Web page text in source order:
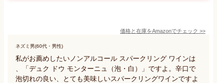
価格と在庫をAmazonでチェック >>
ネズミ男(60代・男性)
私がお薦めしたいノンアルコール スパークリング ワインは
、「デュク ドウ モンターニュ（泡・白）」ですよ。辛口で
泡切れの良い、とても美味しいスパークリングワインですよ